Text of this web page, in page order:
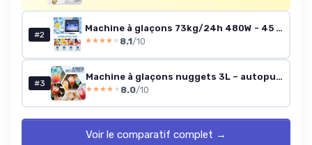
#2
Machine à glaçons 73kg/24h 480W - 45 pcs - Réservoir 10kg - Écran LCD
★★★★★
★★★★★ 8.1/10
#3
Machine à glaçons nuggets 3L – autopulante, 5-10 min
★★★★★
★★★★★ 8.0/10
Voir le comparatif complet →